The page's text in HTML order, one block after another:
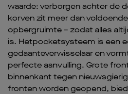
waarde: verborgen achter de
korven zit meer dan
opbergruimte – zodat alles
is. Hetpocketsysteem is een
gedaanteverwisselaar en
perfecte aanvulling. Grote
binnenkant tegen
fronten worden geopend,